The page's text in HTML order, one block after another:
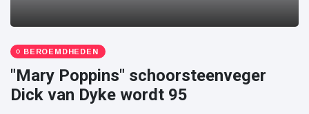
BEROEMDHEDEN
"Mary Poppins" schoorsteenveger
Dick van Dyke wordt 95